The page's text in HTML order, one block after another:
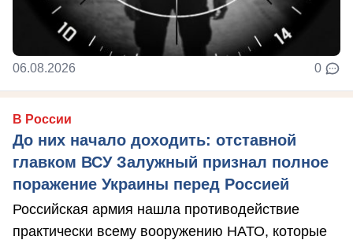
06.08.2026 0
В России
До них начало доходить: отставной
главком ВСУ Залужный признал полное
поражение Украины перед Россией
Российская армия нашла противодействие
практически всему вооружению НАТО, которые